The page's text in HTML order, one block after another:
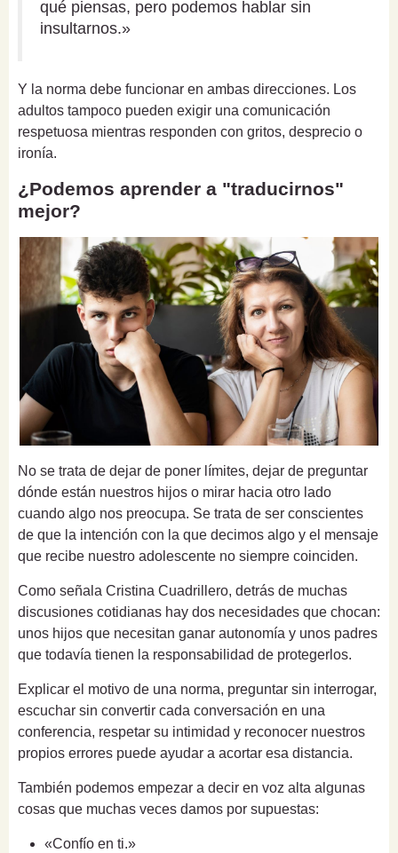
qué piensas, pero podemos hablar sin
insultarnos.»
Y la norma debe funcionar en ambas direcciones. Los
adultos tampoco pueden exigir una comunicación
respetuosa mientras responden con gritos, desprecio o
ironía.
¿Podemos aprender a "traducirnos"
mejor?
No se trata de dejar de poner límites, dejar de preguntar
dónde están nuestros hijos o mirar hacia otro lado
cuando algo nos preocupa. Se trata de ser conscientes
de que la intención con la que decimos algo y el mensaje
que recibe nuestro adolescente no siempre coinciden.
Como señala Cristina Cuadrillero, detrás de muchas
discusiones cotidianas hay dos necesidades que chocan:
unos hijos que necesitan ganar autonomía y unos padres
que todavía tienen la responsabilidad de protegerlos.
Explicar el motivo de una norma, preguntar sin interrogar,
escuchar sin convertir cada conversación en una
conferencia, respetar su intimidad y reconocer nuestros
propios errores puede ayudar a acortar esa distancia.
También podemos empezar a decir en voz alta algunas
cosas que muchas veces damos por supuestas:
«Confío en ti.»